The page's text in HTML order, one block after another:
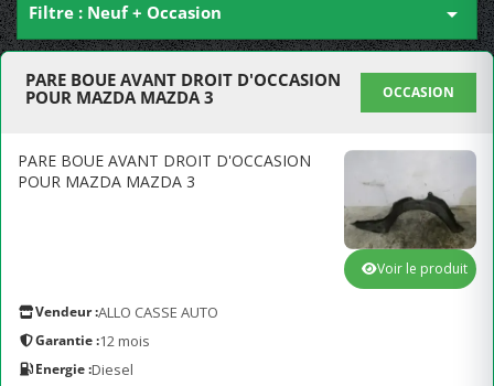
Filtre : Neuf + Occasion 
PARE BOUE AVANT DROIT D'OCCASION
POUR MAZDA MAZDA 3
OCCASION
PARE BOUE AVANT DROIT D'OCCASION
POUR MAZDA MAZDA 3
Vendeur :ALLO CASSE AUTO
Garantie :12 mois
Energie :Diesel
Voir le produit